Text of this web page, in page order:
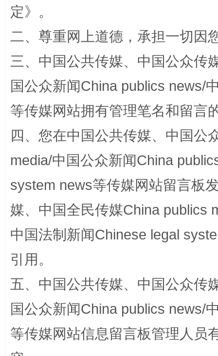
漫山遍野的桃花与雪山、麦地、白藏房
定》。
二、尊重网上道德，承担一切因
三、中国公共传媒、中国公众传
国公众新闻China publics news/
等传媒网站拥有管理笔名和留言
四、您在中国公共传媒、中国公
media/中国公众新闻China
system news等传媒网站留言板
媒、中国全民传媒China publics
中国法制新闻Chinese legal
引用。
五、中国公共传媒、中国公众传
国公众新闻China publics news/
等传媒网站信息留言板管理人员